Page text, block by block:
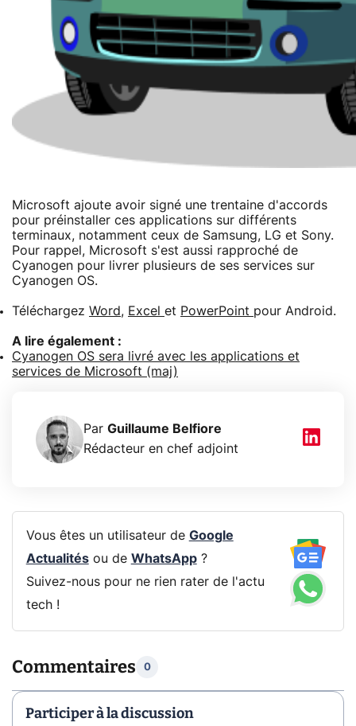
Microsoft ajoute avoir signé une trentaine d'accords
pour préinstaller ces applications sur différents
terminaux, notamment ceux de Samsung, LG et Sony.
Pour rappel, Microsoft s'est aussi rapproché de
Cyanogen pour livrer plusieurs de ses services sur
Cyanogen OS.
Téléchargez Word, Excel et PowerPoint pour Android.
A lire également :
Cyanogen OS sera livré avec les applications et
services de Microsoft (maj)
Par Guillaume Belfiore
Rédacteur en chef adjoint
Vous êtes un utilisateur de Google
Actualitésou de WhatsApp?
Suivez-nous pour ne rien rater de l'actu
tech !
Commentaires 0
Participer à la discussion